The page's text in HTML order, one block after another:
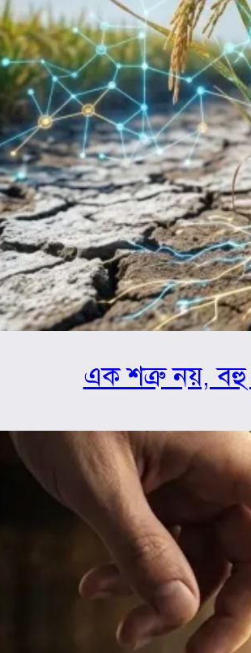
এক শত্রু নয়, বহু